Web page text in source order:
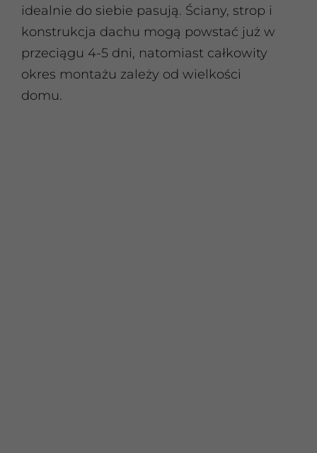
idealnie do siebie pasują. Ściany, strop i
konstrukcja dachu mogą powstać już w
przeciągu 4-5 dni, natomiast całkowity
okres montażu zależy od wielkości
domu.